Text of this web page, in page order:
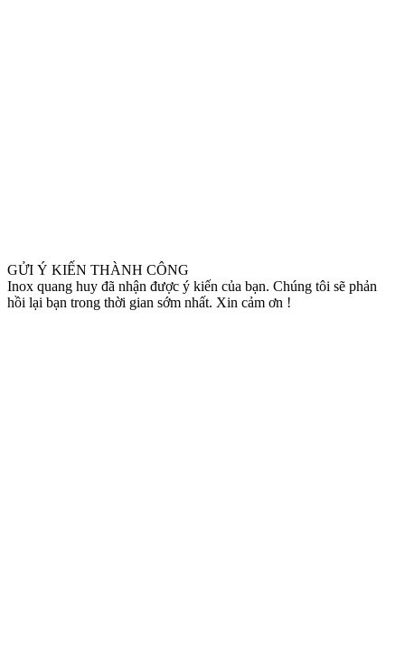
GỬI Ý KIẾN THÀNH CÔNG
Inox quang huy đã nhận được ý kiến của bạn. Chúng tôi sẽ phản
hồi lại bạn trong thời gian sớm nhất. Xin cảm ơn !